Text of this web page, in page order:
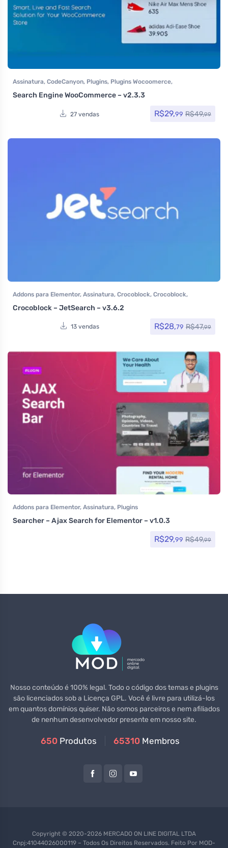
Assinatura, CodeCanyon, Plugins, Plugins Wocoomerce,
Woocommerce
Search Engine WooCommerce – v2.3.3
27 vendas R$29,99 R$49,99
Addons para Elementor, Assinatura, Crocoblock, Crocoblock,
Elementor Pro
Plugins Todos os itens
Crocoblock – JetSearch – v3.6.2
13 vendas R$28,79 R$47,99
Addons para Elementor, Assinatura, Plugins
Searcher – Ajax Search for Elementor – v1.0.3
R$29,99 R$49,99
Nosso conteúdo é 100% legal. Todo o código dos temas e plugins
são licenciados sob a Licença GPL. Você é livre para utilizá-los
em quantos domínios quiser. Não somos parceiros e nem afiliados
de nenhum desenvolvedor presente em nosso site.
650 Produtos 65310 Membros
Copyright © 2020-2026 MERCADO ON LINE DIGITAL LTDA
Cnpj:41044026000119 – Todos Os Direitos Reservados. Feito Por MOD-